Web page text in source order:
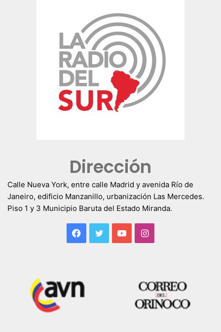
Dirección
Calle Nueva York, entre calle Madrid y avenida Río de
Janeiro, edificio Manzanillo, urbanización Las Mercedes.
Piso 1 y 3 Municipio Baruta del Estado Miranda.
Facebook
TwitterYouTubeInstagram